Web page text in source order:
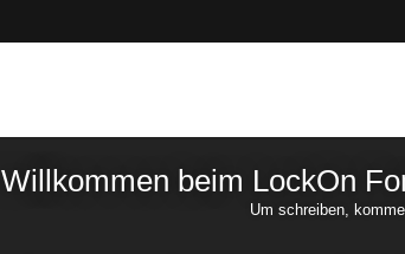
Willkommen beim LockOn
Um schreiben,